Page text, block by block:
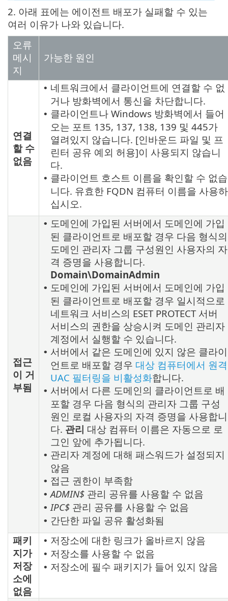
2. 아래 표에는 에이전트 배포가 실패할 수 있는
여러 이유가 나와 있습니다.
오류
메시
지
가능한 원인
연결
할 수
없음
• 네트워크에서 클라이언트에 연결할 수 없
거나 방화벽에서 통신을 차단합니다.
• 클라이언트나 Windows 방화벽에서 들어
오는 포트 135, 137, 138, 139 및 445가
열려있지 않습니다. [인바운드 파일 및 프
린터 공유 예외 허용]이 사용되지 않습니
다.
• 클라이언트 호스트 이름을 확인할 수 없습
니다. 유효한 FQDN 컴퓨터 이름을 사용하
십시오.
접근
이 거
부됨
• 도메인에 가입된 서버에서 도메인에 가입
된 클라이언트로 배포할 경우 다음 형식의
도메인 관리자 그룹 구성원인 사용자의 자
격 증명을 사용합니다.
Domain\DomainAdmin
• 도메인에 가입된 서버에서 도메인에 가입
된 클라이언트로 배포할 경우 일시적으로
네트워크 서비스의 ESET PROTECT 서버
서비스의 권한을 상승시켜 도메인 관리자
계정에서 실행할 수 있습니다.
• 서버에서 같은 도메인에 있지 않은 클라이
언트로 배포할 경우 대상 컴퓨터에서 원격
UAC 필터링을 비활성화합니다.
• 서버에서 다른 도메인의 클라이언트로 배
포할 경우 다음 형식의 관리자 그룹 구성
원인 로컬 사용자의 자격 증명을 사용합니
다. 관리 대상 컴퓨터 이름은 자동으로 로
그인 앞에 추가됩니다.
• 관리자 계정에 대해 패스워드가 설정되지
않음
• 접근 권한이 부족함
• ADMIN$ 관리 공유를 사용할 수 없음
• IPC$ 관리 공유를 사용할 수 없음
• 간단한 파일 공유 활성화됨
패키
지가
저장
소에
없음
• 저장소에 대한 링크가 올바르지 않음
• 저장소를 사용할 수 없음
• 저장소에 필수 패키지가 들어 있지 않음